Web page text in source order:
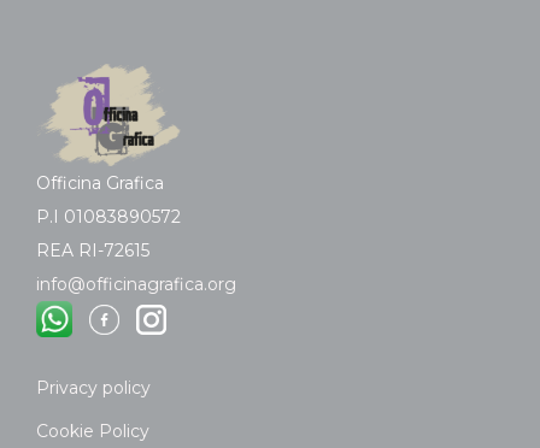
Officina Grafica
P.I 01083890572
REA RI-72615
info@officinagrafica.org
Privacy policy
Cookie Policy